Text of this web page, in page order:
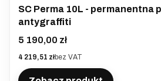
SC Perma 10L - permanentna
antygraffiti
Cena
5 190,00 zł
Cena
4 219,51 złbez VAT